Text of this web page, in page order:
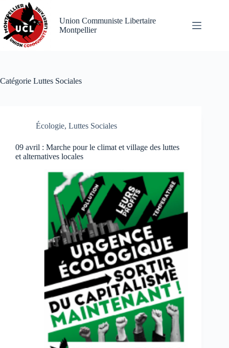
Passer
au
contenu
Union Communiste Libertaire
Montpellier
Catégorie Luttes Sociales
Écologie, Luttes Sociales
09 avril : Marche pour le climat et village des luttes
et alternatives locales